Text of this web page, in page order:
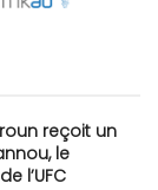
reçoit un
le
l’UFC